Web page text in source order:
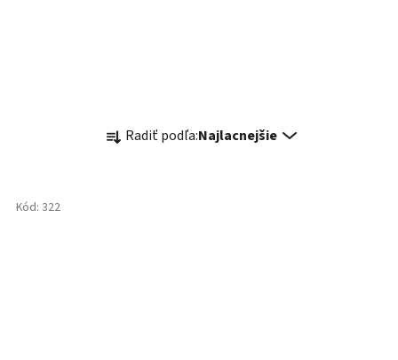
a Radiť podľa:Najlacnejšie
Kód: 322